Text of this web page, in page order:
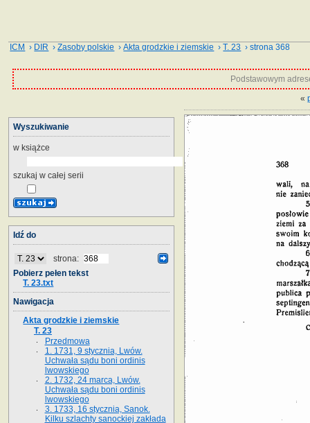
ICM › DIR ›Zasoby polskie ›Akta grodzkie i ziemskie ›T. 23 › strona 368
Podstawowym
«
Wyszukiwanie
w książce
szukaj w całej serii
Idź do
strona:
Pobierz pełen tekst
T. 23.txt
Nawigacja
Akta grodzkie i ziemskie
T. 23
Przedmowa
1. 1731, 9 stycznia, Lwów.
Uchwała sądu boni ordinis
lwowskiego
2. 1732, 24 marca, Lwów.
Uchwała sądu boni ordinis
lwowskiego
3. 1733, 16 stycznia, Sanok.
Kilku szlachty sanockiej zakłada